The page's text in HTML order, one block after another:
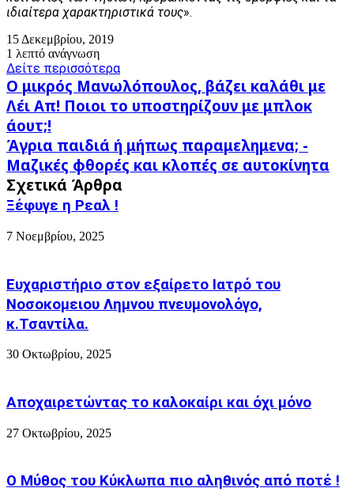
ιδιαίτερα χαρακτηριστικά τους».
15 Δεκεμβρίου, 2019
1 λεπτό ανάγνωση
Δείτε περισσότερα
Ο
μικρός
Μανωλόπουλος,
βάζει
καλάθι
με
Λέι
Απ!
Ποιοι
υποστηρίζουν
άουτ;!
Ο μικρός Μανωλόπουλος, βάζει καλάθι με
Λέι Απ! Ποιοι το υποστηρίζουν με μπλοκ
άουτ;!
Άγρια
παιδιά
ή
μήπως
παραμελημενα;
-
Μαζικές
φθορές
κλοπές
σε
αυτοκίνητα
Άγρια παιδιά ή μήπως παραμελημενα; -
Μαζικές φθορές και κλοπές σε αυτοκίνητα
Σχετικά Άρθρα
Ξέφυγε η Ρεαλ !
7 Νοεμβρίου, 2025
Ευχαριστήριο στον εξαίρετο Ιατρό του
Νοσοκομειου Λημνου πνευμονολόγο,
κ.Τσαντίλα.
30 Οκτωβρίου, 2025
Αποχαιρετώντας το καλοκαίρι και όχι μόνο
27 Οκτωβρίου, 2025
Ο Μύθος του Κύκλωπα πιο αληθινός από ποτέ !